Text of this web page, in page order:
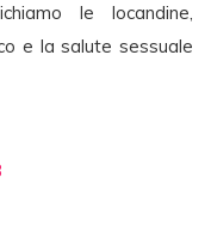
le locandine,
e la salute sessuale